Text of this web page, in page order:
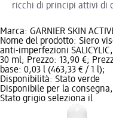
ricchi di principi attivi di
Marca: GARNIER SKIN
Nome del prodotto: Siero
anti-imperfezioni SALICYLIC,
30 ml; Prezzo: 13,90 €;
base: 0,03 l (463,33 € / 1 l);
Disponibilità: Stato verde
Disponibile per la consegna,
Stato grigio seleziona il